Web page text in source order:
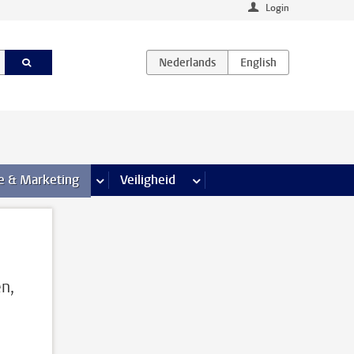
Login
& Marketing meer Communicatie & Marketing pagina’s
Veiligheid meer Veiligheid pagina’s